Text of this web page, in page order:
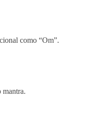
como “Om”.
mantra.